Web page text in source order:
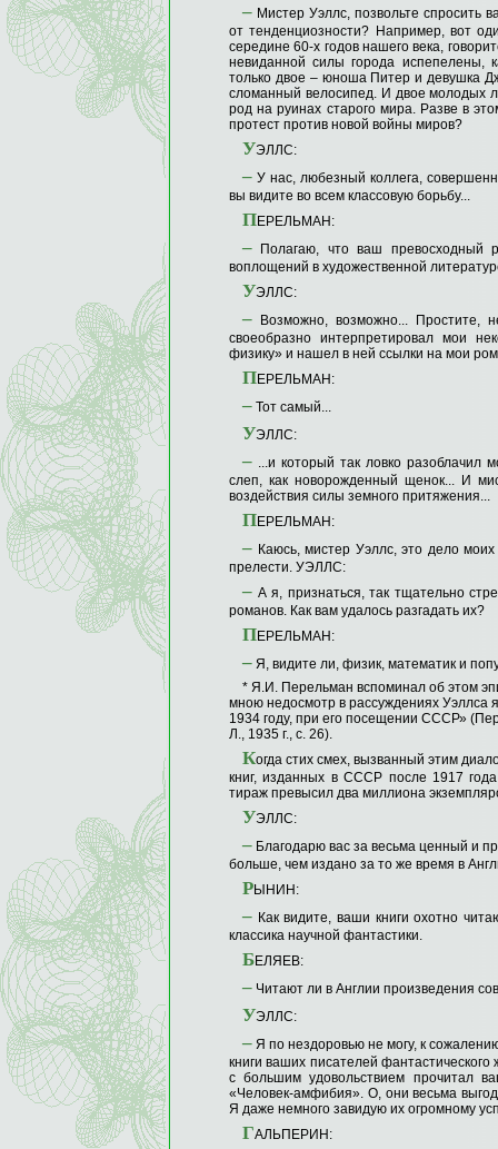
– Мистер Уэллс, позвольте спросить
от тенденциозности? Например, вот
середине 60-х годов нашего века,
невиданной силы города испепелены,
только двое – юноша Питер и девушка
сломанный велосипед. И двое молодых
род на руинах старого мира. Разве в
протест против новой войны миров?
УЭЛЛС:
– У нас, любезный коллега,
вы видите во всем классовую борьбу...
ПЕРЕЛЬМАН:
– Полагаю, что ваш превосходный
воплощений в художественной
УЭЛЛС:
– Возможно, возможно... Простите,
своеобразно интерпретировал мои
физику» и нашел в ней ссылки на мои
ПЕРЕЛЬМАН:
– Тот самый...
УЭЛЛС:
– ...и который так ловко разоблачил
слеп, как новорожденный щенок... И
воздействия силы земного притяжения...
ПЕРЕЛЬМАН:
– Каюсь, мистер Уэллс, это дело
прелести. УЭЛЛС:
– А я, признаться, так тщательно
романов. Как вам удалось разгадать их?
ПЕРЕЛЬМАН:
– Я, видите ли, физик, математик и
* Я.И. Перельман вспоминал об этом
мною недосмотр в рассуждениях Уэллса
1934 году, при его посещении СССР»
Л., 1935 г., с. 26).
Когда стих смех, вызванный этим
книг, изданных в СССР после 1917
тираж превысил два миллиона
УЭЛЛС:
– Благодарю вас за весьма ценный и
больше, чем издано за то же время в
РЫНИН:
– Как видите, ваши книги охотно
классика научной фантастики.
БЕЛЯЕВ:
– Читают ли в Англии произведения
УЭЛЛС:
– Я по нездоровью не могу, к
книги ваших писателей
с большим удовольствием прочитал
«Человек-амфибия». О, они весьма
Я даже немного завидую их огромному
ГАЛЬПЕРИН: